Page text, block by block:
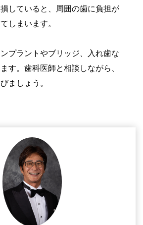
していると、周囲の歯に負担が
しまいます。
プラントやブリッジ、入れ歯な
す。歯科医師と相談しながら、
ましょう。